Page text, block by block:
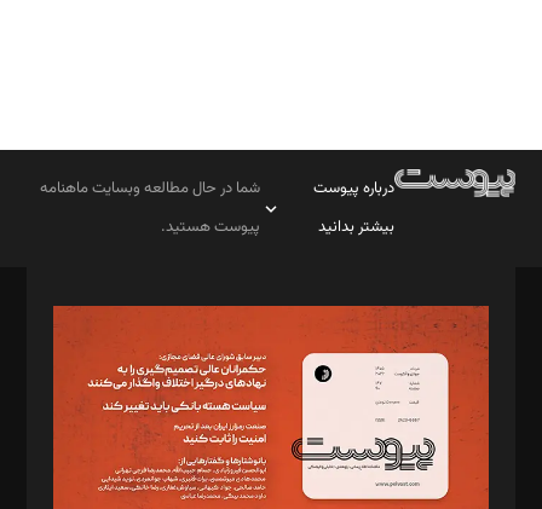
درباره پیوست
بیشتر بدانید
شما در حال مطالعه وبسایت ماهنامه
پیوست هستید.
مدیر مسئول: محمدباقر اثنی‌عشری
سردبیر: مهرک محمودی
دبیر تحریریه: میثم قاسمی
د‌بیر ناداستان: سمانه سمیع
د‌بیر خدمت و تجارت: ابوالفضل رجبی
د‌بیر حقوق فناوری: حسام‌الدین ایپکچی